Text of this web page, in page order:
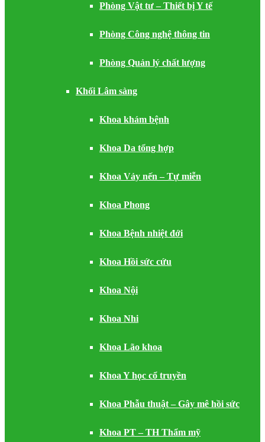
Phòng Vật tư – Thiết bị Y tế
Phòng Công nghệ thông tin
Phòng Quản lý chất lượng
Khối Lâm sàng
Khoa khám bệnh
Khoa Da tổng hợp
Khoa Vảy nến – Tự miễn
Khoa Phong
Khoa Bệnh nhiệt đới
Khoa Hồi sức cứu
Khoa Nội
Khoa Nhi
Khoa Lão khoa
Khoa Y học cổ truyền
Khoa Phẫu thuật – Gây mê hồi sức
Khoa PT – TH Thẩm mỹ